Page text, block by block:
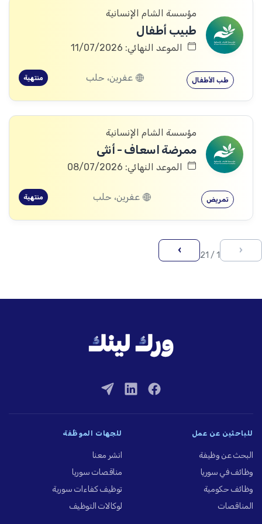
مؤسسة الشام الإنسانية
طبيب أطفال
الموعد النهائي: 11/07/2026
طب الأطفال عفرين، حلب منتهية
مؤسسة الشام الإنسانية
ممرضة اسعاف - أنثى
الموعد النهائي: 08/07/2026
تمريض عفرين، حلب منتهية
‹
1 / 21
›
للباحثين عن عمل
البحث عن وظيفة
وظائف في سوريا
وظائف حكومية
المناقصات
للجهات الموظِّفة
انشر معنا
مناقصات سوريا
توظيف كفاءات سورية
لوكالات التوظيف